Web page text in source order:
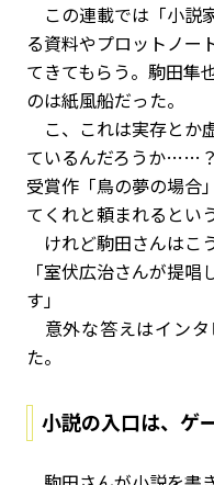
この連載では「小説
る資料やプロットノー
てきてもらう。駒田隼
のは紙風船だった。
こ、これは実存とか
ているんだろうか……
受賞作「鳥の夢の場合
てくれと頼まれるとい
けれど駒田さんはこ
「室伏広治さんが提
す」
意外な答えはインタ
た。
小説の入口は、ゲ